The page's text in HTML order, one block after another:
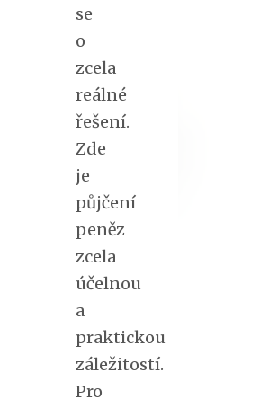
se
o
zcela
reálné
řešení.
Zde
je
půjčení
peněz
zcela
účelnou
a
praktickou
záležitostí.
Pro